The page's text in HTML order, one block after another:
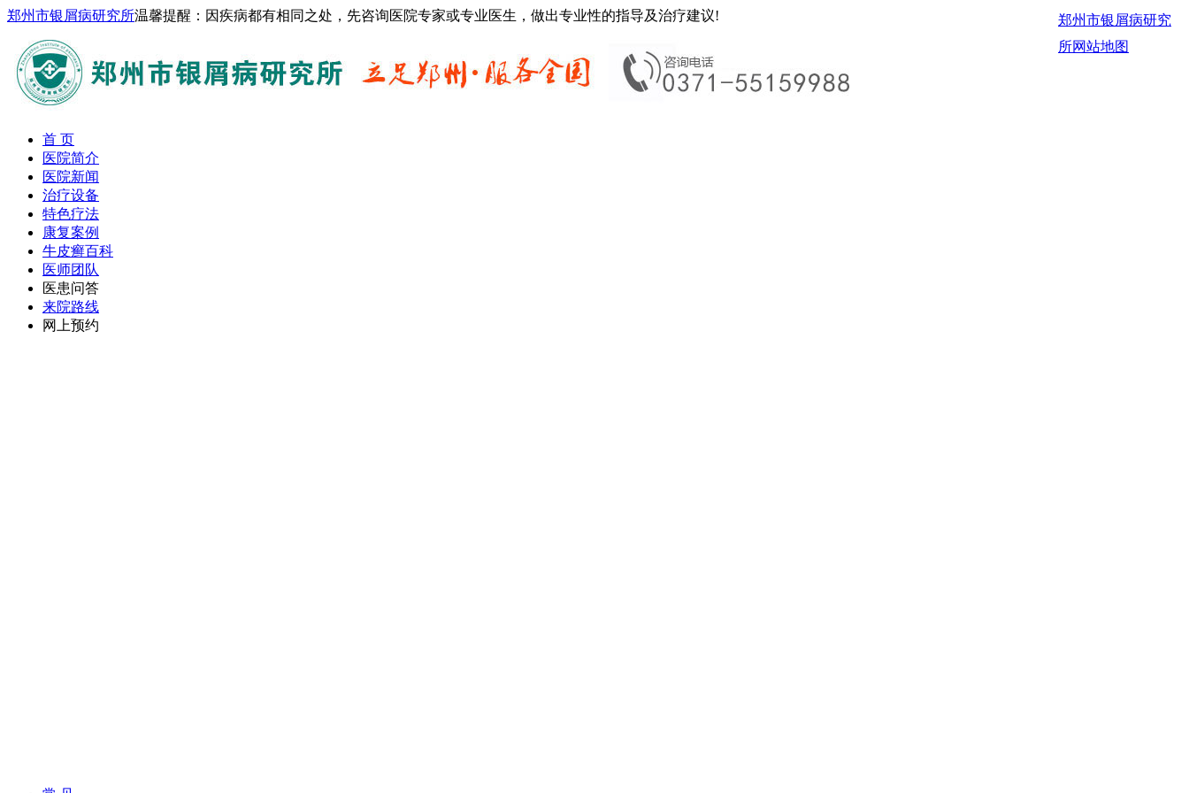
郑州市银屑病研究所温馨提醒：因疾病都有相同之处，先咨询医院专家或专业医生，做出专业性的指导及治疗建议!
郑州市银屑病研究
所网站地图
首 页
医院简介
医院新闻
治疗设备
特色疗法
康复案例
牛皮癣百科
医师团队
医患问答
来院路线
网上预约